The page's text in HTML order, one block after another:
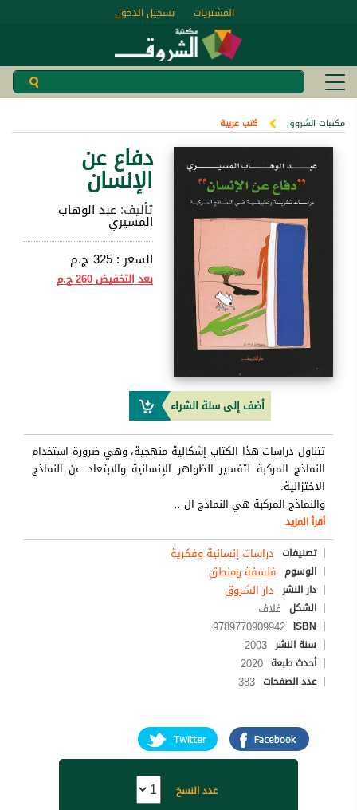
تسجيل الدخول المشتريات
مكتبات الشروق كتب عربية
دفاع عن
الإنسان
تأليف: عبد الوهاب
المسيري
السعر :325 ج.م
بعد التخفيض260 ج.م
أضف إلى سلة الشراء
تتناول دراسات هذا الكتاب إشكالية منهجية، وهي ضرورة استخدام
النماذج المركبة لتفسير الظواهر الإنسانية والابتعاد عن النماذج
الاختزالية.
والنماذج المركبة هي النماذج ال…
أقرأ المزيد
تصنيفات دراسات إنسانية وفكرية
الوسوم فلسفة ومنطق
دار النشر دار الشروق
الشكل غلاف
ISBN
9789770909942
سنة النشر 2003
أحدث طبعة 2020
عدد الصفحات 383
عدد النسخ